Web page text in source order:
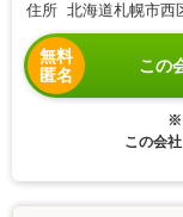
住所 北海道札幌市西
無料
匿名
この
※
この会